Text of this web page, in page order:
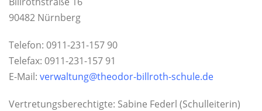
90482 Nürnberg
Telefon: 0911-231-157 90
Telefax: 0911-231-157 91
E-Mail: verwaltung@theodor-billroth-schule.de
Vertretungsberechtigte: Sabine Federl (Schulleiterin)